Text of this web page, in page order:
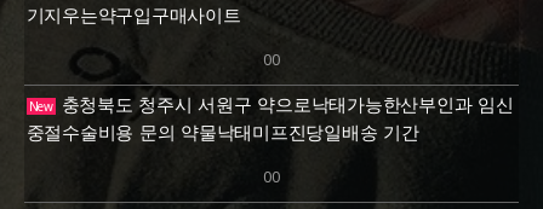
기지우는약구입구매사이트
00
New충청북도 청주시 서원구 약으로낙태가능한산부인과 임신
중절수술비용 문의 약물낙태미프진당일배송 기간
00